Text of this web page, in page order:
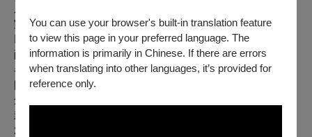
You can use your browser's built-in translation feature
to view this page in your preferred language. The
information is primarily in Chinese. If there are errors
when translating into other languages, it’s provided for
reference only.
對當代社會的舞蹈表現藝術家、舞蹈推廣的教育與研究人員、
以及表演所需的行政籌劃人才，進行多元且深入的專業訓練，
配合例行年度公演、重大慶典與節日表演、及巡迴世界、國內
各地演出，落實課程教學與實務工作之聯結。
國立臺灣交響樂團
創立於1945年，為臺灣歷史最悠久的交響樂團。1999年7月改
隸行政院文化建設委員會，更名為「國立臺灣交響樂團」；
2012年5月改隸文化部。2019年起，音樂家水藍先生再度受邀